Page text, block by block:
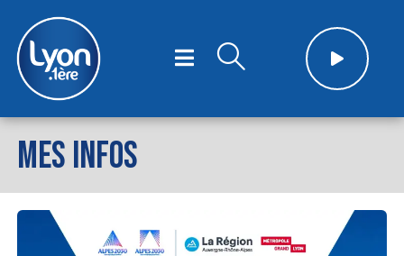
MES INFOS